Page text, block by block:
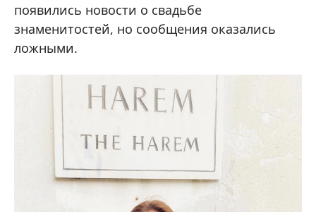
появились новости о свадьбе
знаменитостей, но сообщения оказались
ложными.